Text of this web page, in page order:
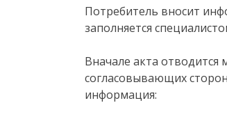
Потребитель вносит
заполняется
Вначале акта отводится
согласовывающих
информация: